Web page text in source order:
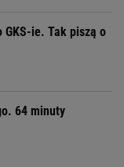
GKS-ie. Tak piszą o
64 minuty